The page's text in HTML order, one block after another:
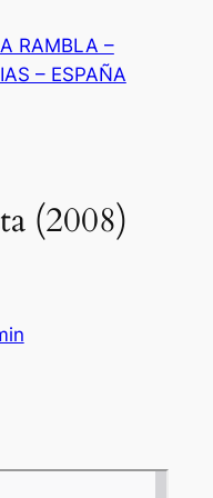
RAMBLA –
– ESPAÑA
(2008)